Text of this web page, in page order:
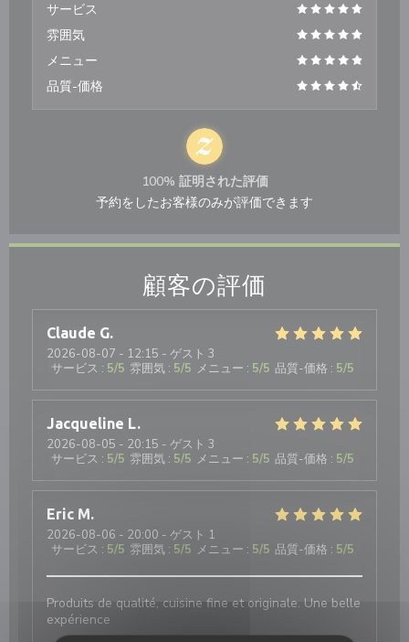
顧客の評価
Claude G
2026-08-07 - 12:15 - ゲスト 3
サービス : 5/5 雰囲気 : 5/5 メニュー : 5/5 品質-価格 : 5/5
Jacqueline L
2026-08-05 - 20:15 - ゲスト 3
サービス : 5/5 雰囲気 : 5/5 メニュー : 5/5 品質-価格 : 5/5
Eric M
2026-08-06 - 20:00 - ゲスト 1
サービス : 5/5 雰囲気 : 5/5 メニュー : 5/5 品質-価格 : 5/5
Produits de qualité, cuisine fine et originale. Une belle
expérience
サービス
雰囲気
メニュー
品質-価格
100% 証明された評価
予約をしたお客様のみが評価できます